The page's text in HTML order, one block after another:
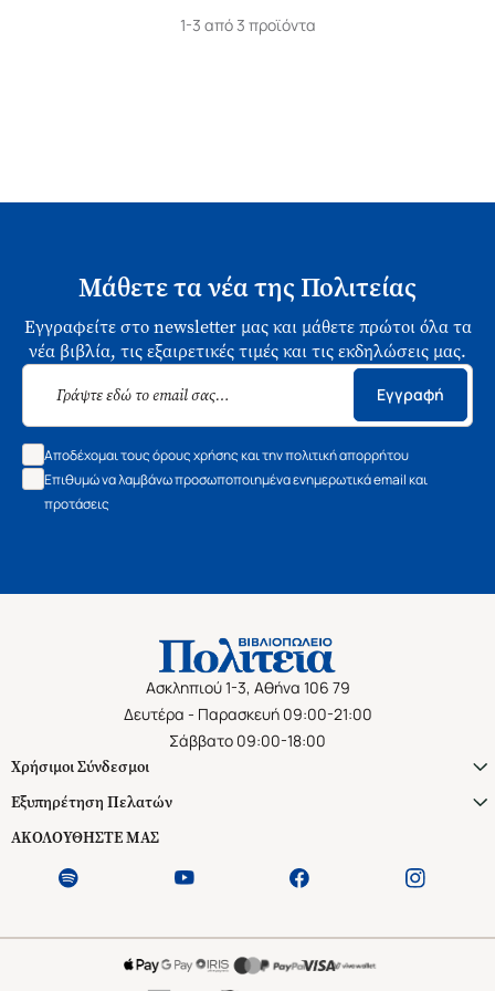
1-3 από 3 προϊόντα
Μάθετε τα νέα της Πολιτείας
Εγγραφείτε στο newsletter μας και μάθετε πρώτοι όλα τα
νέα βιβλία, τις εξαιρετικές τιμές και τις εκδηλώσεις μας.
Εγγραφή
Αποδέχομαι τους όρους χρήσης και την πολιτική απορρήτου
Επιθυμώ να λαμβάνω προσωποποιημένα ενημερωτικά email και
προτάσεις
Ασκληπιού 1-3, Αθήνα 106 79
Δευτέρα - Παρασκευή 09:00-21:00
Σάββατο 09:00-18:00
Χρήσιμοι Σύνδεσμοι
Εξυπηρέτηση Πελατών
ΑΚΟΛΟΥΘΗΣΤΕ ΜΑΣ